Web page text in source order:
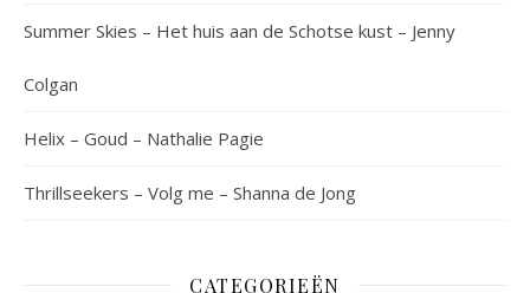
Summer Skies – Het huis aan de Schotse kust – Jenny
Colgan
Helix – Goud – Nathalie Pagie
Thrillseekers – Volg me – Shanna de Jong
CATEGORIEËN